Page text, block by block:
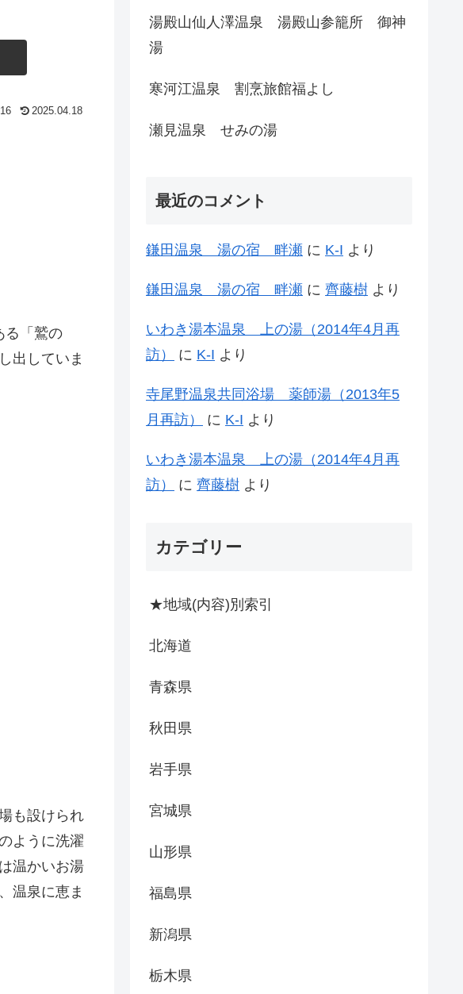
2025.04.18
る「鷲の
出していま
も設けられ
ように洗濯
温かいお湯
温泉に恵ま
湯殿山仙人澤温泉 湯殿山参籠所 御神
湯
寒河江温泉 割烹旅館福よし
瀬見温泉 せみの湯
最近のコメント
鎌田温泉 湯の宿 畔瀬 に K-I より
鎌田温泉 湯の宿 畔瀬 に 齊藤樹 より
いわき湯本温泉 上の湯（2014年4月再
訪）
に K-I より
寺尾野温泉共同浴場 薬師湯（2013年5
月再訪）
に K-I より
いわき湯本温泉 上の湯（2014年4月再
訪）
に 齊藤樹 より
カテゴリー
★地域(内容)別索引
北海道
青森県
秋田県
岩手県
宮城県
山形県
福島県
新潟県
栃木県